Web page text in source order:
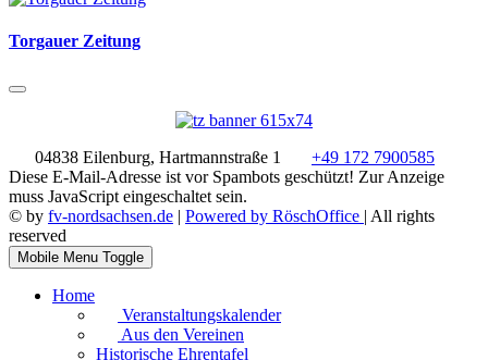
Torgauer Zeitung
04838 Eilenburg, Hartmannstraße 1
+49 172 7900585
Diese E-Mail-Adresse ist vor Spambots geschützt! Zur Anzeige
muss JavaScript eingeschaltet sein.
© by fv-nordsachsen.de | Powered by RöschOffice | All rights
reserved
Mobile Menu Toggle
Home
Veranstaltungskalender
Aus den Vereinen
Historische Ehrentafel